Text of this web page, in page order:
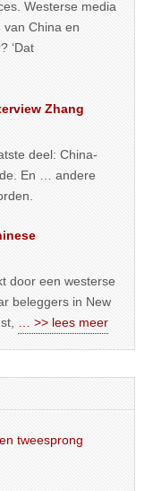
Westerse media
China en
‘Dat
Zhang
deel: China-
En … andere
door een westerse
beleggers in New
… >> lees meer
op een tweesprong